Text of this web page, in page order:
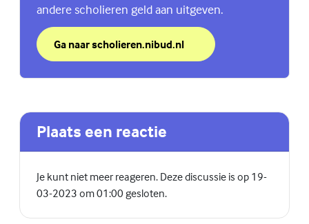
andere scholieren geld aan uitgeven.
Ga naar scholieren.nibud.nl
over Meer sparen of geld tekort?
(Externe link)
Plaats een reactie
Je kunt niet meer reageren. Deze discussie is op 19-
03-2023 om 01:00 gesloten.